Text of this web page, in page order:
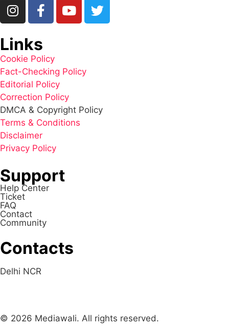
Links
Cookie Policy
Fact-Checking Policy
Editorial Policy
Correction Policy
DMCA & Copyright Policy
Terms & Conditions
Disclaimer
Privacy Policy
Support
Help Center
Ticket
FAQ
Contact
Community
Contacts
Delhi NCR
© 2026 Mediawali. All rights reserved.